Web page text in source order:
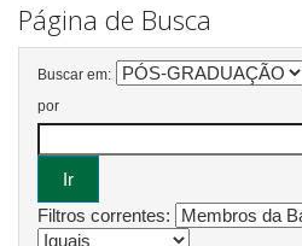
Página de Busca
Buscar em:
por
Filtros correntes: